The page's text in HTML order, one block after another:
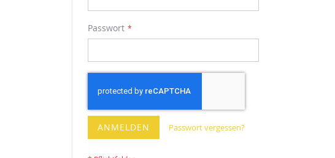
Passwort
ANMELDEN Passwort vergessen?